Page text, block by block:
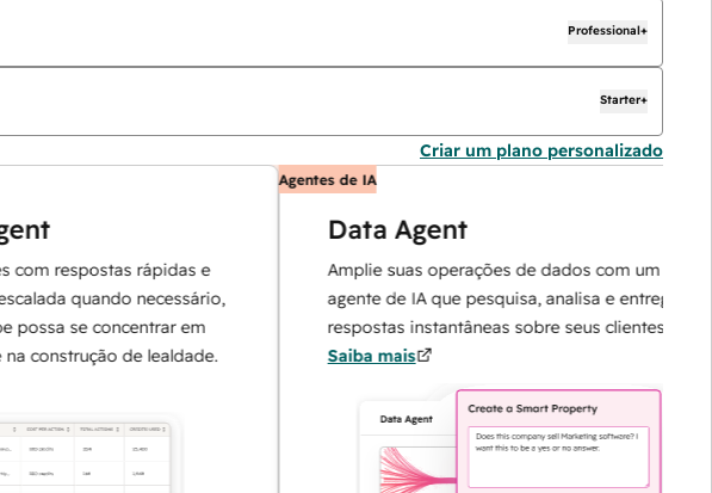
Professional+
Starter+
Criar um plano personalizado
respostas rápidas e
quando necessário,
se concentrar em
de lealdade.
Agentes de IA
Data Agent
Amplie suas operações de dados com um
agente de IA que pesquisa, analisa e entrega
respostas instantâneas sobre seus clientes.
Saiba mais